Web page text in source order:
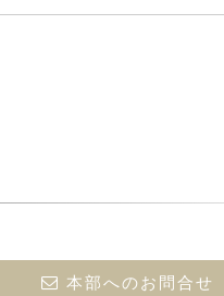
本部へのお問合せ